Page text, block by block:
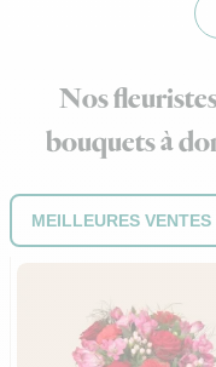
Nos
bouquets à